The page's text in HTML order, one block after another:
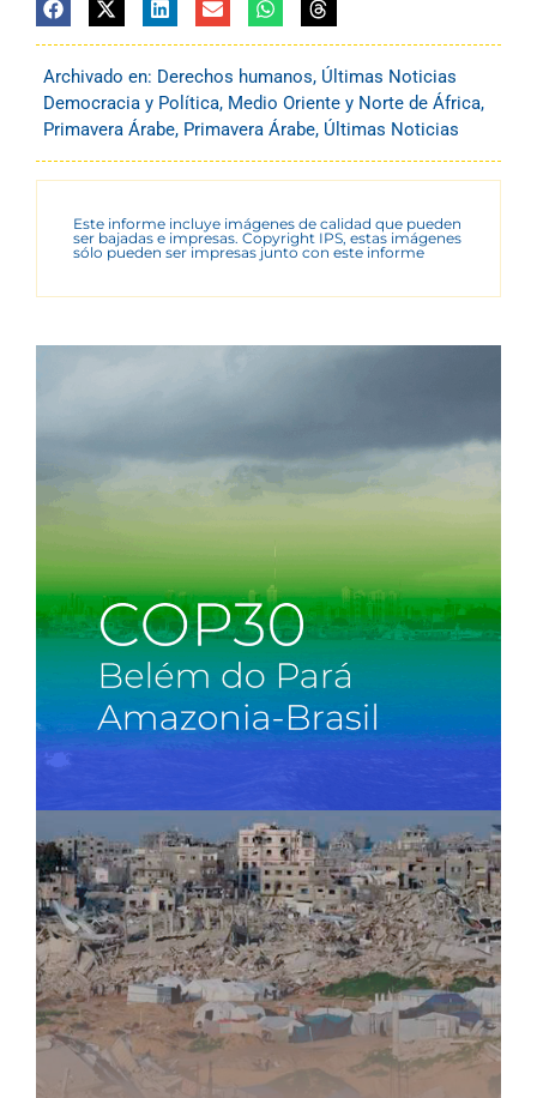
Archivado en: Derechos humanos, Últimas Noticias
Democracia y Política, Medio Oriente y Norte de África,
Primavera Árabe, Primavera Árabe, Últimas Noticias
Este informe incluye imágenes de calidad que pueden
ser bajadas e impresas. Copyright IPS, estas imágenes
sólo pueden ser impresas junto con este informe